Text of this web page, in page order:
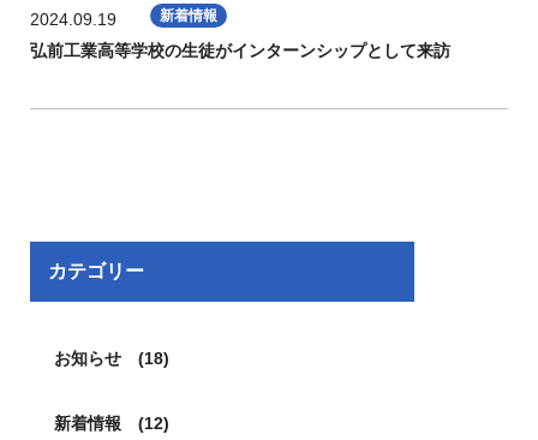
2024.09.19 新着情報
弘前工業高等学校の生徒がインターンシップとして来訪
カテゴリー
お知らせ (18)
新着情報 (12)